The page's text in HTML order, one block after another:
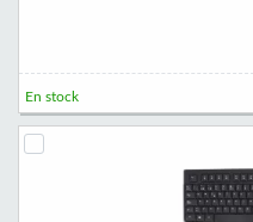
En stock